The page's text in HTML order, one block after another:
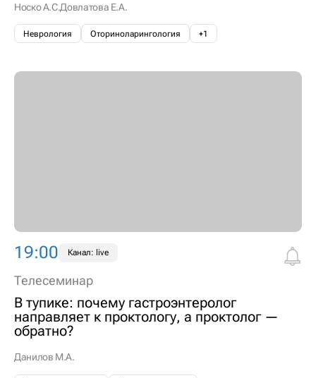
Носко А.С.Довлатова Е.А.
Неврология Оториноларингология +1
19:00 Канал: live
Телесеминар
В тупике: почему гастроэнтеролог
направляет к проктологу, а проктолог —
обратно?
Данилов М.А.